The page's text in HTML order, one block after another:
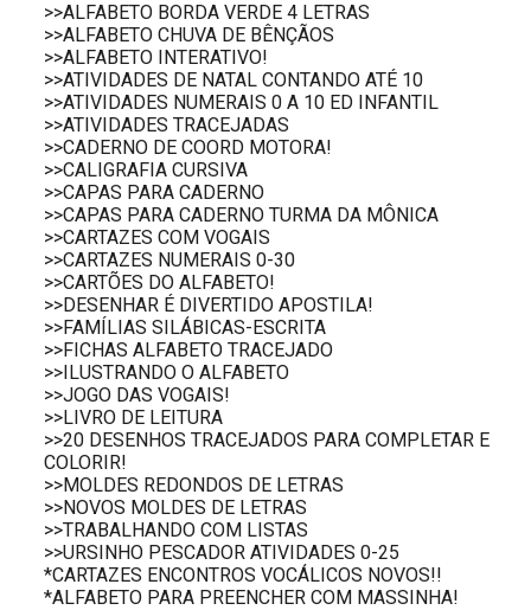
>>ALFABETO BORDA VERDE 4 LETRAS
>>ALFABETO CHUVA DE BÊNÇÃOS
>>ALFABETO INTERATIVO!
>>ATIVIDADES DE NATAL CONTANDO ATÉ 10
>>ATIVIDADES NUMERAIS 0 A 10 ED INFANTIL
>>ATIVIDADES TRACEJADAS
>>CADERNO DE COORD MOTORA!
>>CALIGRAFIA CURSIVA
>>CAPAS PARA CADERNO
>>CAPAS PARA CADERNO TURMA DA MÔNICA
>>CARTAZES COM VOGAIS
>>CARTAZES NUMERAIS 0-30
>>CARTÕES DO ALFABETO!
>>DESENHAR É DIVERTIDO APOSTILA!
>>FAMÍLIAS SILÁBICAS-ESCRITA
>>FICHAS ALFABETO TRACEJADO
>>ILUSTRANDO O ALFABETO
>>JOGO DAS VOGAIS!
>>LIVRO DE LEITURA
>>20 DESENHOS TRACEJADOS PARA COMPLETAR E
COLORIR!
>>MOLDES REDONDOS DE LETRAS
>>NOVOS MOLDES DE LETRAS
>>TRABALHANDO COM LISTAS
>>URSINHO PESCADOR ATIVIDADES 0-25
*CARTAZES ENCONTROS VOCÁLICOS NOVOS!!
*ALFABETO PARA PREENCHER COM MASSINHA!